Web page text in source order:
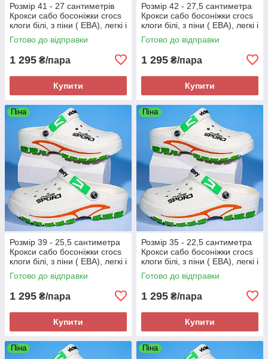
Розмір 41 - 27 сантиметрів
Крокси сабо босоніжки crocs
клоги білі, з піни ( ЕВА), легкі і
зручні
Готово до відправки
1 295 ₴/пара
Купити
Розмір 42 - 27,5 сантиметра
Крокси сабо босоніжки crocs
клоги білі, з піни ( ЕВА), легкі і
зручні
Готово до відправки
1 295 ₴/пара
Купити
Піна
Розмір 39 - 25,5 сантиметра
Крокси сабо босоніжки crocs
клоги білі, з піни ( ЕВА), легкі і
зручні
Готово до відправки
1 295 ₴/пара
Купити
Піна
Розмір 35 - 22,5 сантиметра
Крокси сабо босоніжки crocs
клоги білі, з піни ( ЕВА), легкі і
зручні
Готово до відправки
1 295 ₴/пара
Купити
Піна Піна